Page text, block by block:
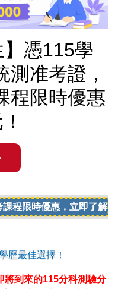
】憑115學
准考證，
程限時優惠
優惠，立即了解
歷最佳選擇！
將到來的115分科測驗分